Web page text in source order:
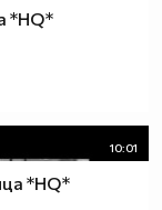
*HQ*
10:01
*HQ*